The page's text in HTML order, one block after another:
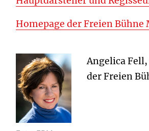
Homepage der Freien Bühne
Angelica
der Freien